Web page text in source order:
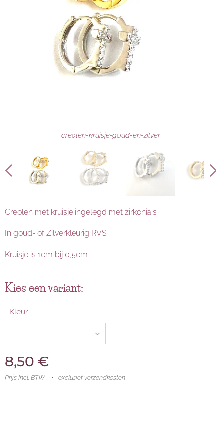
creolen-kruisje-goud-en-zilver
creolen-kruisje
creool-kruisje-zilver
creool-kruisje-goud
Creolen met kruisje ingelegd met zirkonia's
In goud- of Zilverkleurig RVS
Kruisje is 1cm bij 0,5cm
Kies een variant:
Kleur
8,50 €
Prijs Incl. BTW exclusief verzendkosten